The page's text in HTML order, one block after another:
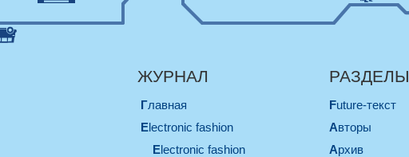
ЖУРНАЛ
Главная
electronic fashion
electronic fashion
РАЗДЕЛЫ
Future-текст
Авторы
Архив